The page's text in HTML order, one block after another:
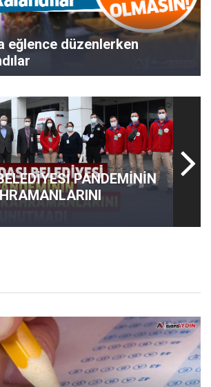
eğlence düzenlerken
PANDEMİNİN